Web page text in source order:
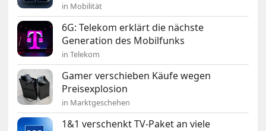
in Mobilität
6G: Telekom erklärt die nächste
Generation des Mobilfunks
in Telekom
Gamer verschieben Käufe wegen
Preisexplosion
in Marktgeschehen
1&1 verschenkt TV-Paket an viele